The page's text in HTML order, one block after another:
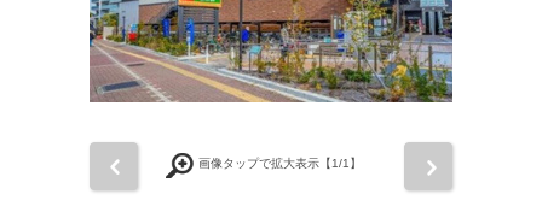
画像タップで拡大表示【1/1】